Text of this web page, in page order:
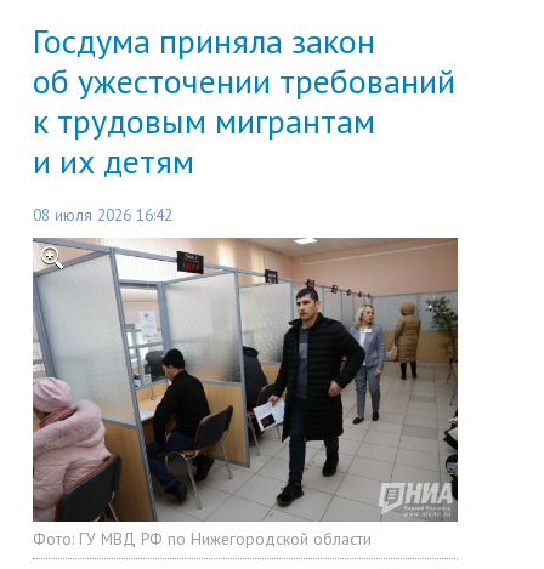
Госдума приняла закон
об ужесточении требований
к трудовым мигрантам
и их детям
08 июля 2026 16:42
Фото: ГУ МВД РФ по Нижегородской области